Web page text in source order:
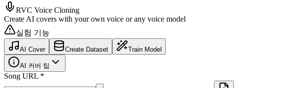
RVC Voice Cloning
Create AI covers with your own voice or any voice model
실험 기능
AI Cover Create Dataset Train Model
AI 커버 팁
Song URL *